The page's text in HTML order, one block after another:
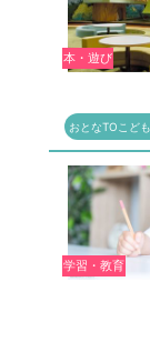
本・遊び
おとなTOこど
学習・教育